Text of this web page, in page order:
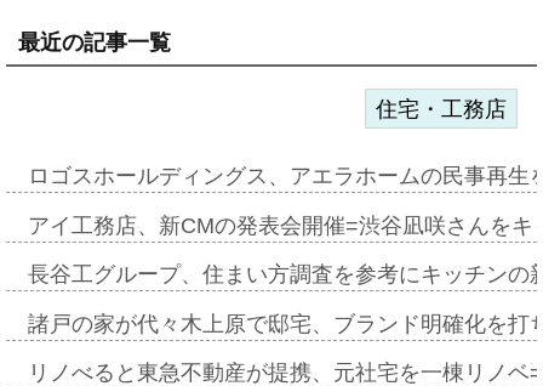
最近の記事一覧
住宅・工務店
ロゴスホールディングス、アエラホームの民事再
アイ工務店、新CMの発表会開催=渋谷凪咲さんを
長谷工グループ、住まい方調査を参考にキッチン
諸戸の家が代々木上原で邸宅、ブランド明確化を
リノべると東急不動産が提携、元社宅を一棟リノ